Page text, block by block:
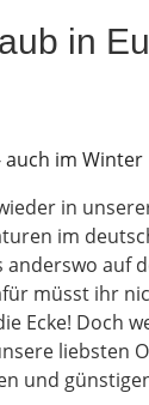
in
in
im
anderswo auf
müsst ihr
Ecke! Doch
liebsten
und